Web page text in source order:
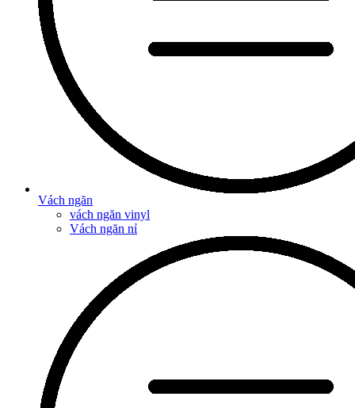
Vách ngăn
vách ngăn vinyl
Vách ngăn nỉ